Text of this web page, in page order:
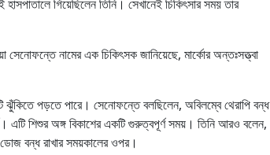
গিয়েছিলেন তিনি। সেখানেই চিকিৎসার সময় তার
সেনোফন্তে নামের এক চিকিৎসক জানিয়েছে, মার্কোর অন্তঃসত্ত্বা
ঝুঁকিতে পড়তে পারে। সেনোফন্তে বলছিলেন, অবিলম্বে থেরাপি বন্ধ
এটি শিশুর অঙ্গ বিকাশের একটি গুরুত্বপূর্ণ সময়। তিনি আরও বলেন,
বন্ধ রাখার সময়কালের ওপর।